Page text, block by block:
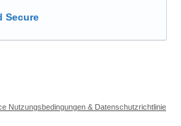
Secure
Nutzungsbedingungen & Datenschutzrichtlinie